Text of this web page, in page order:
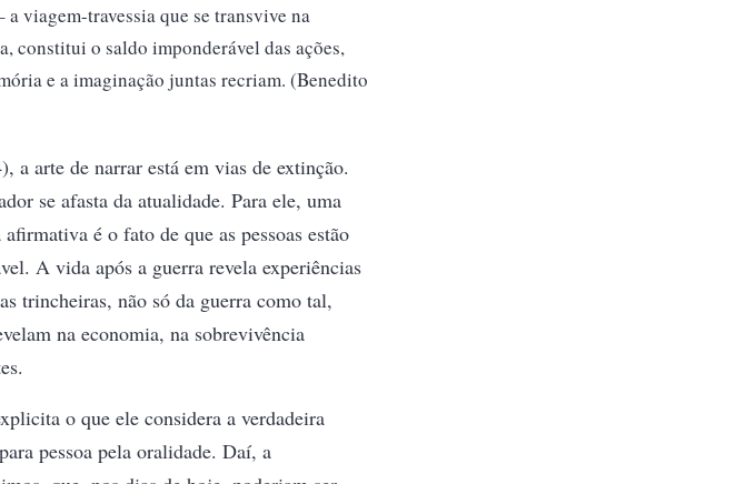
a viagem-travessia que se transvive na
constitui o saldo imponderável das ações,
e a imaginação juntas recriam. (Benedito
a arte de narrar está em vias de extinção.
se afasta da atualidade. Para ele, uma
é o fato de que as pessoas estão
A vida após a guerra revela experiências
trincheiras, não só da guerra como tal,
na economia, na sobrevivência
o que ele considera a verdadeira
pessoa pela oralidade. Daí, a